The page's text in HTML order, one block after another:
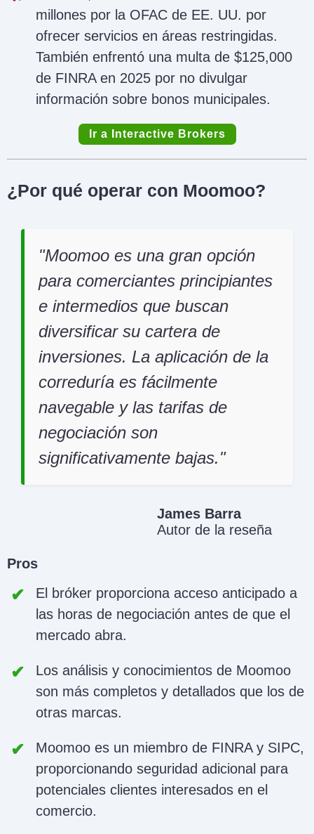
millones por la OFAC de EE. UU. por
ofrecer servicios en áreas restringidas.
También enfrentó una multa de $125,000
de FINRA en 2025 por no divulgar
información sobre bonos municipales.
Ir a Interactive Brokers
¿Por qué operar con Moomoo?
Moomoo es una gran opción
para comerciantes principiantes
e intermedios que buscan
diversificar su cartera de
inversiones. La aplicación de la
correduría es fácilmente
navegable y las tarifas de
negociación son
significativamente bajas.
James Barra
Autor de la reseña
Pros
El bróker proporciona acceso anticipado a
las horas de negociación antes de que el
mercado abra.
Los análisis y conocimientos de Moomoo
son más completos y detallados que los de
otras marcas.
Moomoo es un miembro de FINRA y SIPC,
proporcionando seguridad adicional para
potenciales clientes interesados en el
comercio.